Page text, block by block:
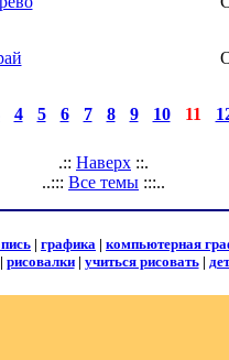
· 4· 5· 6· 7· 8· 9· 10· 11
.:: Наверх ::.
..::: Все темы :::..
| графика | компьютерная
рисовалки| учиться рисовать|